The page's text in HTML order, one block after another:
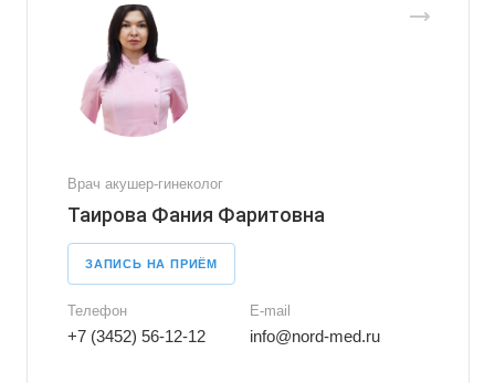
Врач акушер-гинеколог
Таирова Фания Фаритовна
ЗАПИСЬ НА ПРИЁМ
Телефон
+7 (3452) 56-12-12
E-mail
info@nord-med.ru